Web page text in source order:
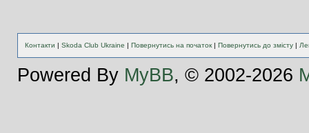
Контакти | Skoda Club Ukraine | Повернутись на початок| Повернутись до змісту|
Powered By MyBB, © 2002-2026